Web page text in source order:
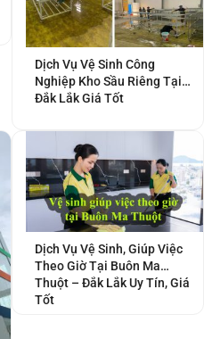
Dịch Vụ Vệ Sinh Công
Nghiệp Kho Sầu Riêng Tại
Đắk Lắk Giá Tốt
Dịch Vụ Vệ Sinh, Giúp Việc
Theo Giờ Tại Buôn Ma
Thuột – Đắk Lắk Uy Tín, Giá
Tốt